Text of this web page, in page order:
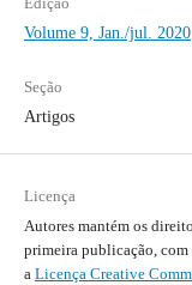
Volume 9, Jan./jul. 2020
Seção
Artigos
Licença
Autores mantém os
primeira publicação,
a Licença Creative